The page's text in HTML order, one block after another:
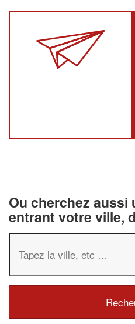
Ou cherchez aussi
entrant votre ville,